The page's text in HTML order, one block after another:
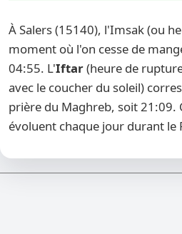
À Salers (15140), l'Imsak (ou
moment où l'on cesse de
04:55. L'Iftar(heure de
avec le coucher du soleil)
prière du Maghreb, soit 21:09.
évoluent chaque jour durant le